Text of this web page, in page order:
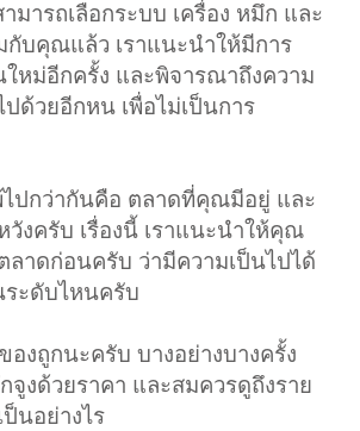
มารถเลือกระบบ เครื่อง หมึก และ
กับคุณแล้ว เราแนะนำให้มีการ
หม่อีกครั้ง และพิจารณาถึงความ
ด้วยอีกหน เพื่อไม่เป็นการ
ปกว่ากันคือ ตลาดที่คุณมีอยู่ และ
งครับ เรื่องนี้ เราแนะนำให้คุณ
ลาดก่อนครับ ว่ามีความเป็นไปได้
ระดับไหนครับ
องถูกนะครับ บางอย่างบางครั้ง
จูงด้วยราคา และสมควรดูถึงราย
ป็นอย่างไร